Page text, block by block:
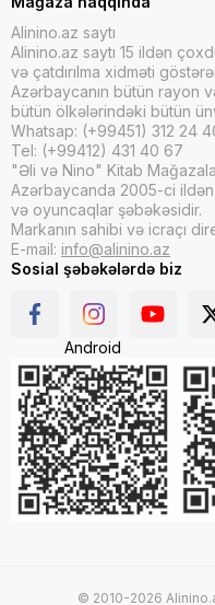
Alinino.az saytı
Alinino.az saytı 15 ildən
və çatdırılma xidməti
Azərbaycanın bütün rayon
bütün ölkələrindəki bütün
Whatsap: (+99451) 312 24
Tel: (+99412) 431 40 67
"Əli və Nino" Kitab
Azərbaycanda 2005-ci
və oyuncaqlar şəbəkəsidir.
Markanın sahibi və icraçı
E-mail: info@alinino.az
Sosial şəbəkələrdə biz
Android
© 2010-2026